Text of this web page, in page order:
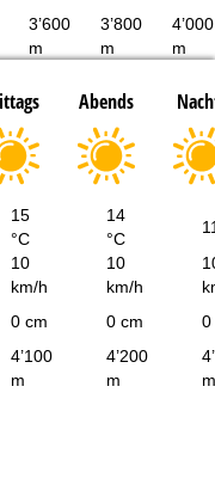
3’600
m
3’800
m
4’000
m
Abends
15
°C
14
°C
10
km/h
10
km/h
0 cm 0 cm 0
4’100
m
4’200
m
m